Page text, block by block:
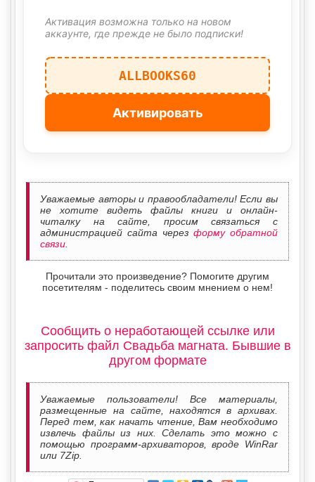
Активация возможна только на новом
аккаунте, где прежде не было подписки!
ALLBOOKS60
Активировать
Уважаемые авторы и правообладатели! Если вы
не хотите видеть файлы книги и онлайн-
читалку на сайте, просим связаться с
администрацией сайта черезформу обратной
связи
Прочитали это произведение? Помогите другим
посетителям - поделитесь своим мнением о нем!
Сообщить о неработающей ссылке или
запросить файл Свадьба магната. Бывшие в
другом формате
Уважаемые пользователи! Все материалы,
размещенные на сайте, находятся в архивах.
Перед тем, как начать чтение, Вам необходимо
извлечь файлы из них. Сделать это можно с
помощью программ-архиваторов, вроде WinRar
или 7Zip.